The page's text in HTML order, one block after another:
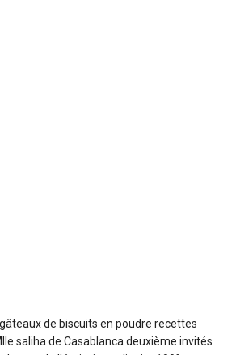
de biscuits en poudre recettes
saliha de Casablanca deuxième invités